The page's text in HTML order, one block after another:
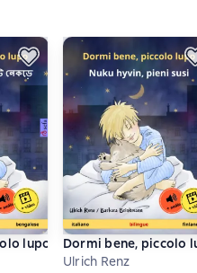
(italiano – greco)
lupo – গভীর ভাবে ঘুমাও, ছোট
Dormi bene, piccolo
Ulrich Renz